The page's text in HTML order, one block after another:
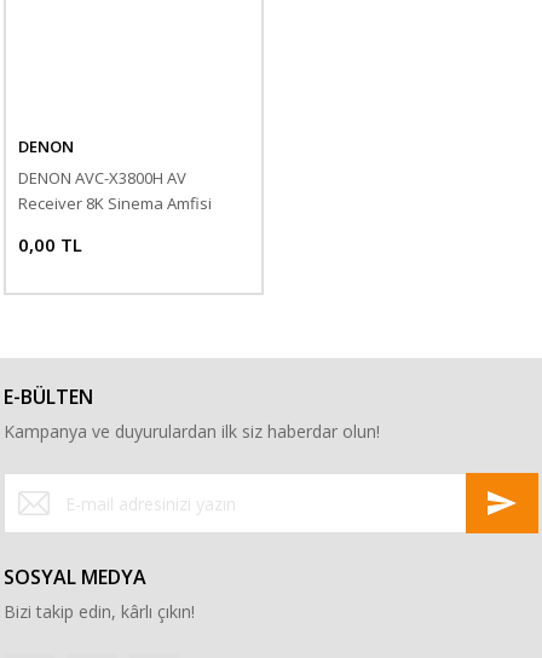
DENON
DENON AVC-X3800H AV
Receiver 8K Sinema Amfisi
0,00 TL
E-BÜLTEN
Kampanya ve duyurulardan ilk siz haberdar olun!
SOSYAL MEDYA
Bizi takip edin, kârlı çıkın!